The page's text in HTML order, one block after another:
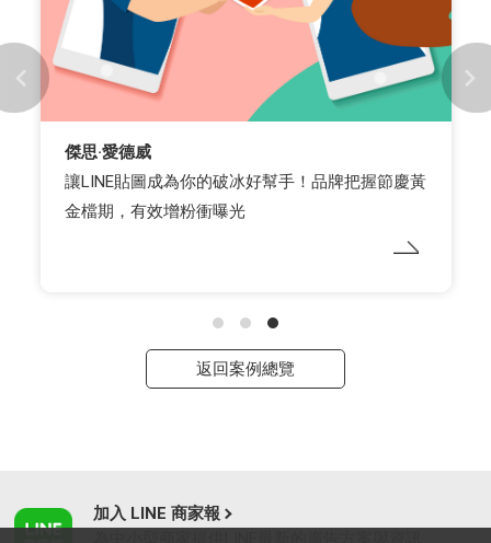
傑思·愛德威
讓LINE貼圖成為你的破冰好幫手！品牌把握節慶黃
金檔期，有效增粉衝曝光
返回案例總覽
加入 LINE 商家報